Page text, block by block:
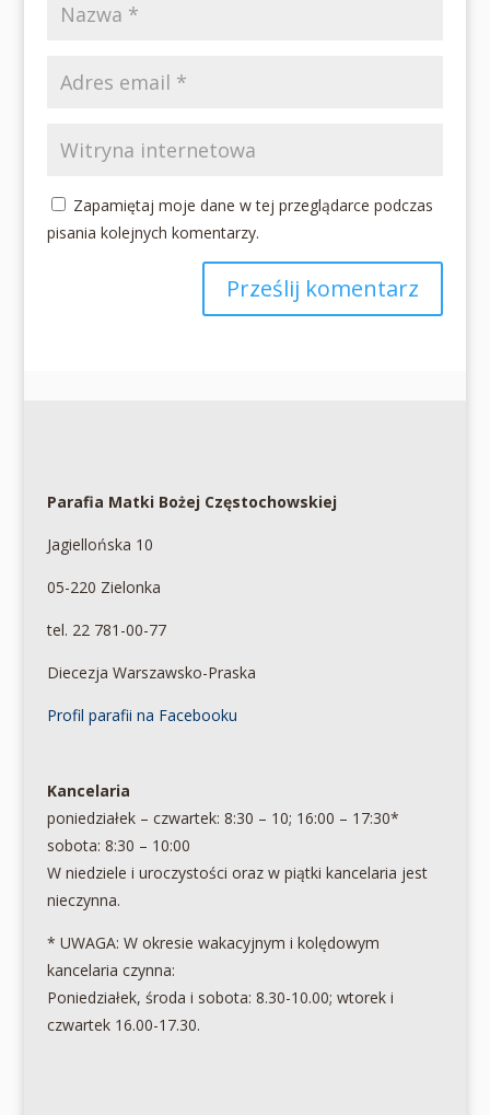
Zapamiętaj moje dane w tej przeglądarce podczas
pisania kolejnych komentarzy.
Parafia Matki Bożej Częstochowskiej
Jagiellońska 10
05-220 Zielonka
tel. 22 781-00-77
Diecezja Warszawsko-Praska
Profil parafii na Facebooku
Kancelaria
poniedziałek – czwartek: 8:30 – 10; 16:00 – 17:30*
sobota: 8:30 – 10:00
W niedziele i uroczystości oraz w piątki kancelaria jest
nieczynna.
* UWAGA: W okresie wakacyjnym i kolędowym
kancelaria czynna:
Poniedziałek, środa i sobota: 8.30-10.00; wtorek i
czwartek 16.00-17.30.